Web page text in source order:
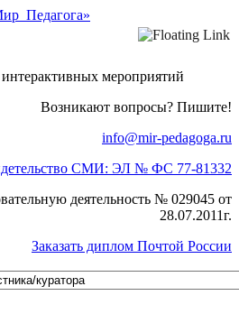
Педагога»
мероприятий
Возникают вопросы? Пишите!
info@mir-pedagoga.ru
СМИ: ЭЛ № ФС 77-81332
деятельность № 029045 от
28.07.2011г.
Заказать диплом Почтой России